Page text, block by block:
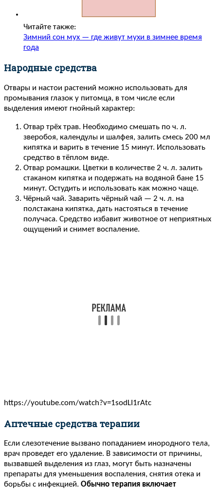
Читайте также:
Зимний сон мух — где живут мухи в зимнее время
года
Народные средства
Отвары и настои растений можно использовать для
промывания глазок у питомца, в том числе если
выделения имеют гнойный характер:
Отвар трёх трав. Необходимо смешать по ч. л.
зверобоя, календулы и шалфея, залить смесь 200 мл
кипятка и варить в течение 15 минут. Использовать
средство в тёплом виде.
Отвар ромашки. Цветки в количестве 2 ч. л. залить
стаканом кипятка и подержать на водяной бане 15
минут. Остудить и использовать как можно чаще.
Чёрный чай. Заварить чёрный чай — 2 ч. л. на
полстакана кипятка, дать настояться в течение
получаса. Средство избавит животное от неприятных
ощущений и снимет воспаление.
https://youtube.com/watch?v=1sodLI1rAtc
Аптечные средства терапии
Если слезотечение вызвано попаданием инородного тела,
врач проведет его удаление. В зависимости от причины,
вызвавшей выделения из глаз, могут быть назначены
препараты для уменьшения воспаления, снятия отека и
борьбы с инфекцией. Обычно терапия включает